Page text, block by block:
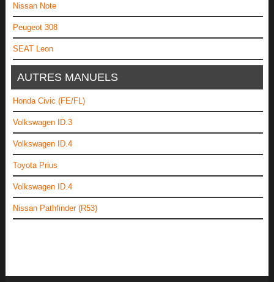
Nissan Note
Peugeot 308
SEAT Leon
AUTRES MANUELS
Honda Civic (FE/FL)
Volkswagen ID.3
Volkswagen ID.4
Toyota Prius
Volkswagen ID.4
Nissan Pathfinder (R53)